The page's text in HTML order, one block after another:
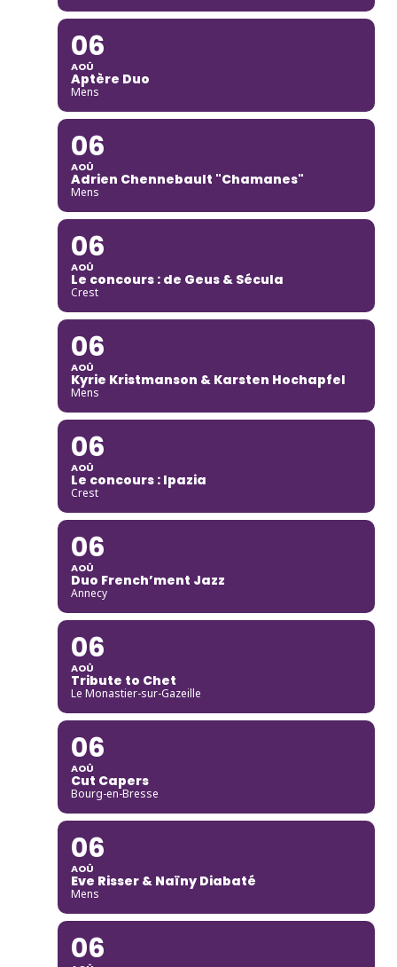
06
AOÛ
Aptère Duo
Mens
06
AOÛ
Adrien Chennebault "Chamanes"
Mens
06
AOÛ
Le concours : de Geus & Sécula
Crest
06
AOÛ
Kyrie Kristmanson & Karsten Hochapfel
Mens
06
AOÛ
Le concours : Ipazia
Crest
06
AOÛ
Duo French’ment Jazz
Annecy
06
AOÛ
Tribute to Chet
Le Monastier-sur-Gazeille
06
AOÛ
Cut Capers
Bourg-en-Bresse
06
AOÛ
Eve Risser & Naïny Diabaté
Mens
06